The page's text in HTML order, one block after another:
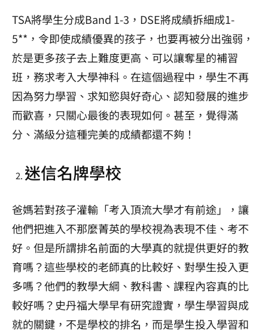
TSA將學生分成Band 1-3，DSE將成績拆細成1-
5**，令即使成績優異的孩子，也要再被分出強弱，
於是更多孩子去上難度更高、可以讓奪星的補習
班，務求考入大學神科。在這個過程中，學生不再
因為努力學習、求知慾與好奇心、認知發展的進步
而歡喜，只關心最後的表現如何。甚至，覺得滿
分、滿級分這種完美的成績都還不夠！
迷信名牌學校
爸媽若對孩子灌輸「考入頂流大學才有前途」，讓
他們把進入不那麼菁英的學校視為表現不佳、考不
好。但是所謂排名前面的大學真的就提供更好的教
育嗎？這些學校的老師真的比較好、對學生投入更
多嗎？他們的教學大綱、教科書、課程內容真的比
較好嗎？史丹福大學早有研究證實，學生學習與成
就的關鍵，不是學校的排名，而是學生投入學習和